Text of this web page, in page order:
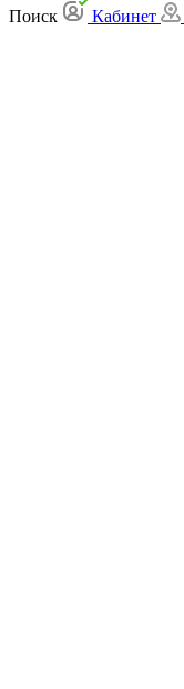
Поиск
Кабинет